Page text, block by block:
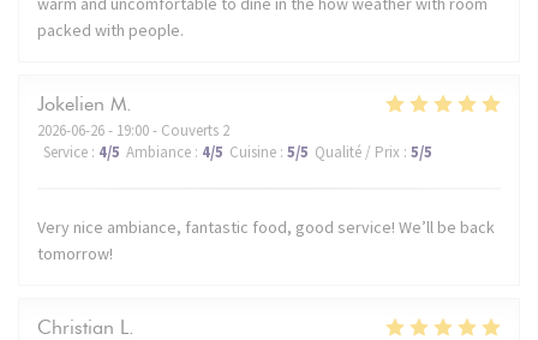
packed with people.
Jokelien M
2026-06-26- 19:00 - Couverts 2
Service : 4/5 Ambiance : 4/5 Cuisine : 5/5 Qualité / Prix : 5/5
Very nice ambiance, fantastic food, good service! We’ll be back
tomorrow!
Christian L